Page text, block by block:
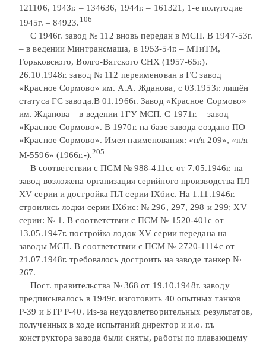
121106, 1943г. – 134636, 1944г. – 161321, 1-е полугодие
1945г. – 84923. 106
С 1946г. завод № 112 вновь передан в МСП. В 1947-53г.
– в ведении Минтрансмаша, в 1953-54г. – МТиТМ,
Горьковского, Волго-Вятского СНХ (1957-65г.).
26.10.1948г. завод № 112 переименован в ГС завод
«Красное Сормово» им. А.А. Жданова, с 03.1953г. лишён
статуса ГС завода.В 01.1966г. Завод «Красное Сормово»
им. Жданова – в ведении 1ГУ МСП. С 1971г. – завод
«Красное Сормово». В 1970г. на базе завода создано ПО
«Красное Сормово». Имел наименования: «п/я 209», «п/я
М-5596» (1966г.-).205
В соответствии с ПСМ № 988-411сс от 7.05.1946г. на
завод возложена организация серийного производства ПЛ
XV серии и достройка ПЛ серии IXбис. На 1.11.1946г.
строились лодки серии IXбис: № 296, 297, 298 и 299; XV
серии: № 1. В соответствии с ПСМ № 1520-401с от
13.05.1947г. постройка лодок XV серии передана на
заводы МСП. В соответствии с ПСМ № 2720-1114с от
21.07.1948г. требовалось достроить на заводе танкер №
267.
Пост. правительства № 368 от 19.10.1948г. заводу
предписывалось в 1949г. изготовить 40 опытных танков
Р-39 и БТР Р-40. Из-за неудовлетворительных результатов,
полученных в ходе испытаний директор и и.о. гл.
конструктора завода были сняты, работы по плавающему